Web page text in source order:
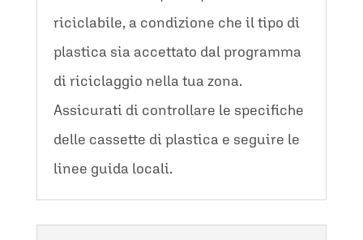
riciclabile, a condizione che il tipo di
plastica sia accettato dal programma
di riciclaggio nella tua zona.
Assicurati di controllare le specifiche
delle cassette di plastica e seguire le
linee guida locali.